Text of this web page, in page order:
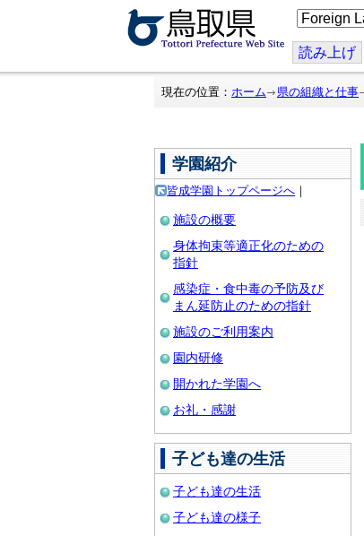
こ
の
ジ
を
翻
読み上げ
現在の位置： ホーム 県の組織と仕事
学園紹介
皆成学園トップページへ ｜
施設の概要
身体拘束等適正化のための
指針
感染症・食中毒の予防及び
まん延防止のための指針
施設のご利用案内
園内研修
開かれた学園へ
お礼・感謝
子ども達の生活
子ども達の生活
子ども達の様子